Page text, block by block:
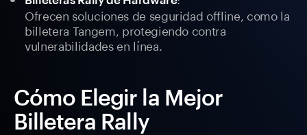
Ofrecen soluciones de seguridad offline, como la
billetera Tangem, protegiendo contra
vulnerabilidades en línea.
Cómo Elegir la Mejor
Billetera Rally